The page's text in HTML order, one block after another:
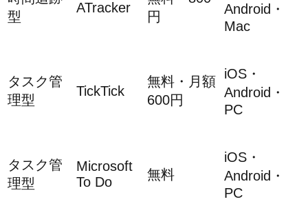
型
ATracker
円
Android・
Mac
タスク管
理型
TickTick
無料・月額
600円
iOS・
Android・
PC
タスク管
理型
Microsoft
To Do
無料
iOS・
Android・
PC